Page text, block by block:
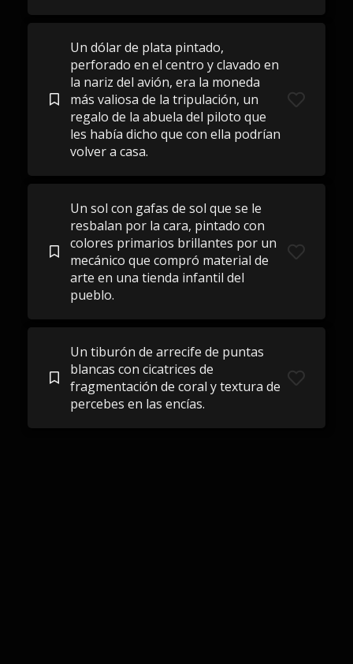
Un dólar de plata pintado,
perforado en el centro y clavado en
la nariz del avión, era la moneda
más valiosa de la tripulación, un
regalo de la abuela del piloto que
les había dicho que con ella podrían
volver a casa.
Un sol con gafas de sol que se le
resbalan por la cara, pintado con
colores primarios brillantes por un
mecánico que compró material de
arte en una tienda infantil del
pueblo.
Un tiburón de arrecife de puntas
blancas con cicatrices de
fragmentación de coral y textura de
percebes en las encías.